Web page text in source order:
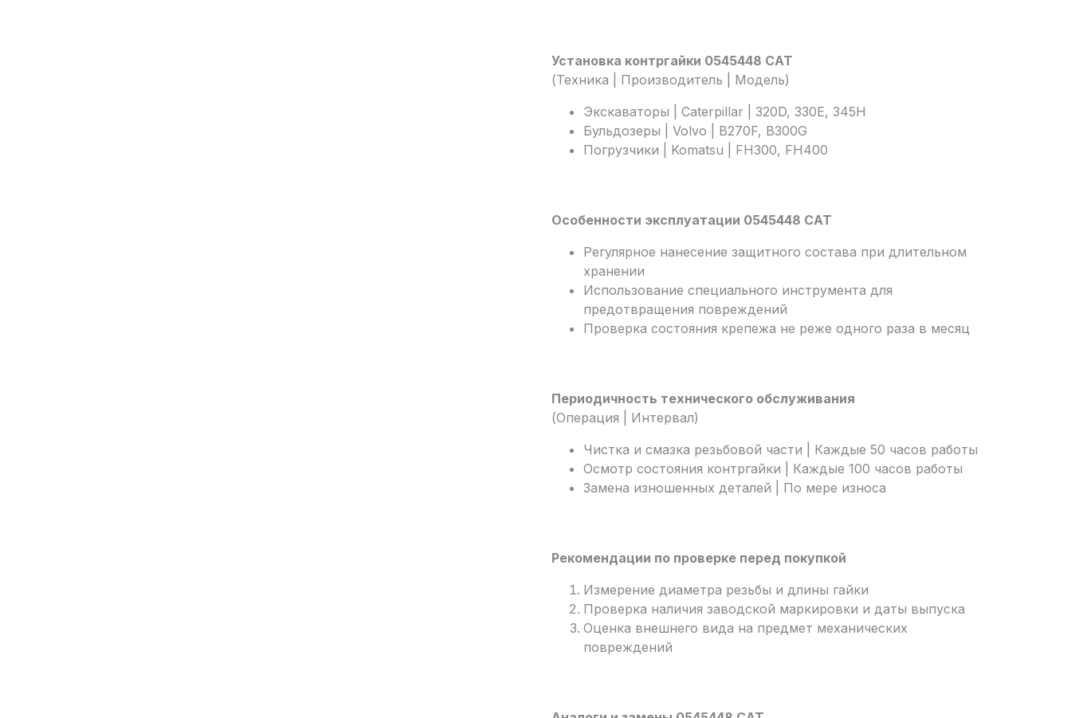
Установка контргайки 0545448 CAT
(Техника | Производитель | Модель)
Экскаваторы | Caterpillar | 320D, 330E, 345H
Бульдозеры | Volvo | B270F, B300G
Погрузчики | Komatsu | FH300, FH400
Особенности эксплуатации 0545448 CAT
Регулярное нанесение защитного состава при длительном
хранении
Использование специального инструмента для
предотвращения повреждений
Проверка состояния крепежа не реже одного раза в месяц
Периодичность технического обслуживания
(Операция | Интервал)
Чистка и смазка резьбовой части | Каждые 50 часов работы
Осмотр состояния контргайки | Каждые 100 часов работы
Замена изношенных деталей | По мере износа
Рекомендации по проверке перед покупкой
Измерение диаметра резьбы и длины гайки
Проверка наличия заводской маркировки и даты выпуска
Оценка внешнего вида на предмет механических
повреждений